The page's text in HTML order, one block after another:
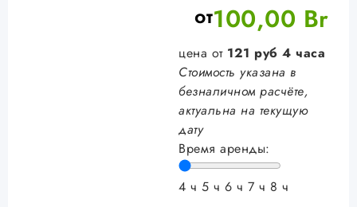
от100,00 Br
цена от 121 руб 4 часа
Стоимость указана в
безналичном расчёте,
актуальна на текущую
дату
Время аренды:
4 ч 5 ч 6 ч 7 ч 8 ч